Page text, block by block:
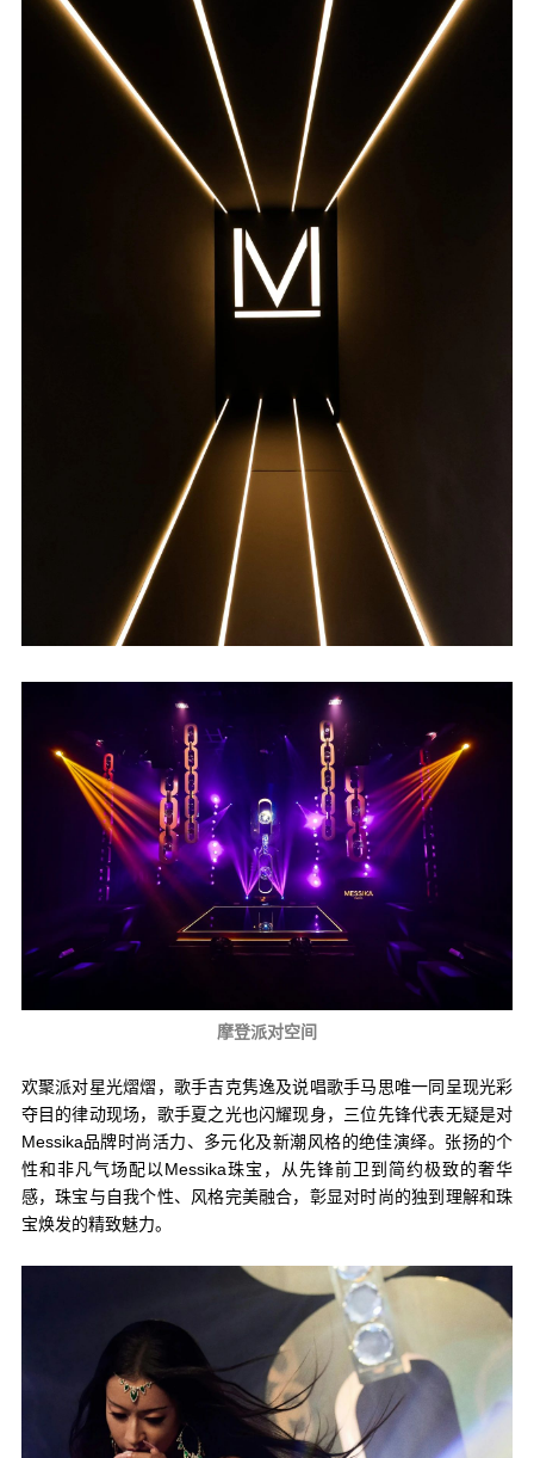
摩登派对空间
欢聚派对星光熠熠，歌手吉克隽逸及说唱歌手马思唯一同呈现光彩
夺目的律动现场，歌手夏之光也闪耀现身，三位先锋代表无疑是对
Messika品牌时尚活力、多元化及新潮风格的绝佳演绎。张扬的个
性和非凡气场配以Messika珠宝，从先锋前卫到简约极致的奢华
感，珠宝与自我个性、风格完美融合，彰显对时尚的独到理解和珠
宝焕发的精致魅力。